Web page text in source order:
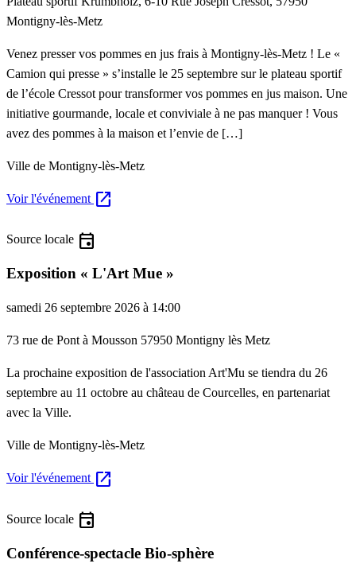
Montigny-lès-Metz
Venez presser vos pommes en jus frais à Montigny-lès-Metz ! Le «
Camion qui presse » s’installe le 25 septembre sur le plateau sportif
de l’école Cressot pour transformer vos pommes en jus maison. Une
initiative gourmande, locale et conviviale à ne pas manquer ! Vous
avez des pommes à la maison et l’envie de […]
Ville de Montigny-lès-Metz
Voir l'événement open_in_new
Source locale event
Exposition « L'Art Mue »
samedi 26 septembre 2026 à 14:00
73 rue de Pont à Mousson 57950 Montigny lès Metz
La prochaine exposition de l'association Art'Mu se tiendra du 26
septembre au 11 octobre au château de Courcelles, en partenariat
avec la Ville.
Ville de Montigny-lès-Metz
Voir l'événement open_in_new
Source locale event
Conférence-spectacle Bio-sphère